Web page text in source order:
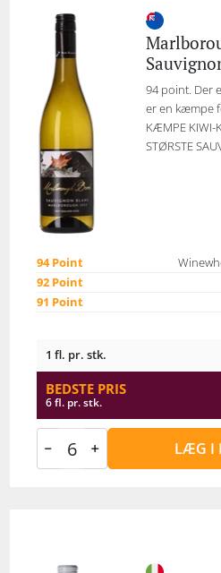
94 point. Der
er en kæmpe
KÆMPE KIWI-
STØRSTE
94 Point
92 Point
91 Point
1 fl. pr. stk.
BEDSTE PRIS
6 fl. pr. stk.
LÆG I